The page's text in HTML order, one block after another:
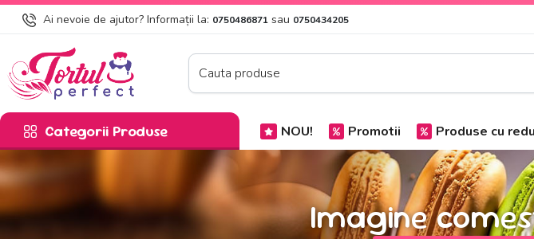
Ai nevoie de ajutor? Informații la: 0750486871 sau 0750434205
Categorii Produse NOU! Promotii Produse cu
Imagine